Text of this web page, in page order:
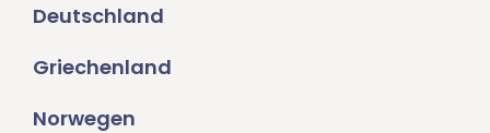
Deutschland
Griechenland
Norwegen